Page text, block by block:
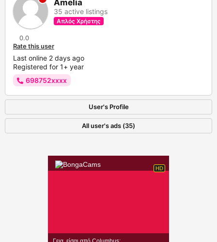
Amelia
35 active listings
Απλός Χρήστης
0.0
Rate this user
Last online 2 days ago
Registered for 1+ year
698752xxxx
User's Profile
All user's ads (35)